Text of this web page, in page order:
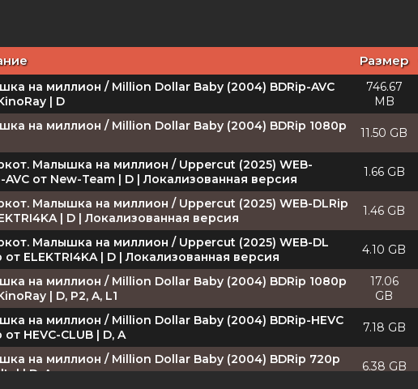
Размер
на миллион / Million Dollar Baby (2004) BDRip-AVC
| D
746.67
MB
на миллион / Million Dollar Baby (2004) BDRip 1080p
11.50 GB
Малышка на миллион / Uppercut (2025) WEB-
AVC от New-Team | D | Локализованная версия
1.66 GB
Малышка на миллион / Uppercut (2025) WEB-DLRip
| D | Локализованная версия
1.46 GB
Малышка на миллион / Uppercut (2025) WEB-DL
от ELEKTRI4KA | D | Локализованная версия
4.10 GB
на миллион / Million Dollar Baby (2004) BDRip 1080p
| D, P2, A, L1
17.06
GB
на миллион / Million Dollar Baby (2004) BDRip-HEVC
от HEVC-CLUB | D, A
7.18 GB
на миллион / Million Dollar Baby (2004) BDRip 720p
| D, A
6.38 GB